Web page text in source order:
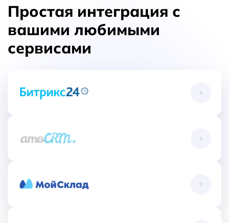
Простая интеграция с
вашими любимыми
сервисами